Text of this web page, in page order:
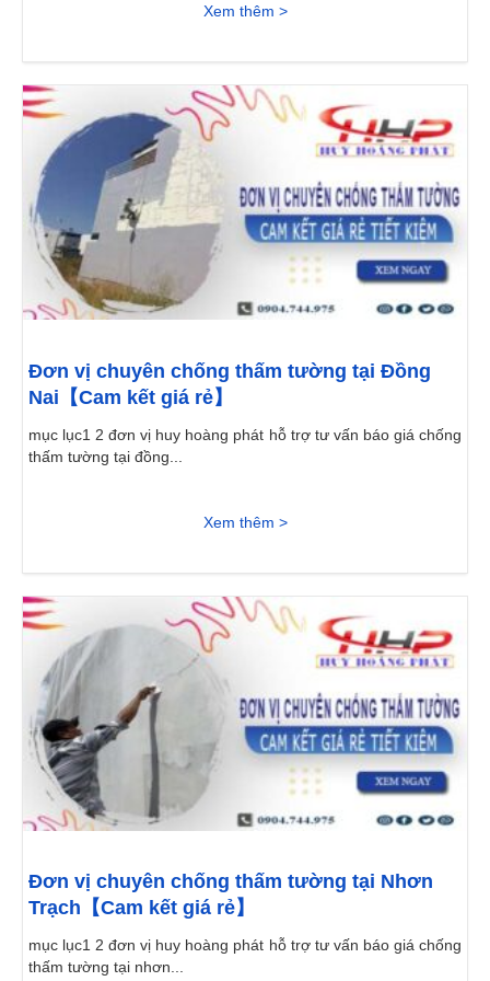
Xem thêm >
Đơn vị chuyên chống thấm tường tại Đồng
Nai【Cam kết giá rẻ】
mục lục1 2 đơn vị huy hoàng phát hỗ trợ tư vấn báo giá chống
thấm tường tại đồng...
Xem thêm >
Đơn vị chuyên chống thấm tường tại Nhơn
Trạch【Cam kết giá rẻ】
mục lục1 2 đơn vị huy hoàng phát hỗ trợ tư vấn báo giá chống
thấm tường tại nhơn...